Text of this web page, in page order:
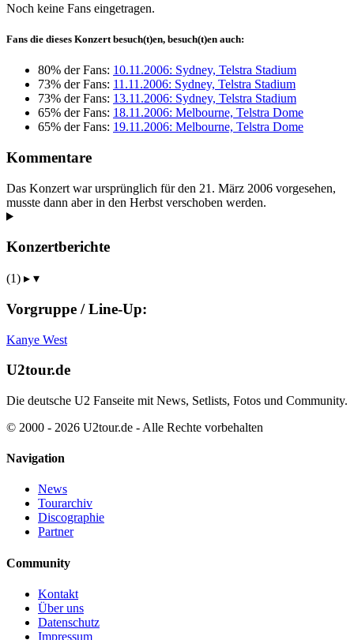
Noch keine Fans eingetragen.
Fans die dieses Konzert besuch(t)en, besuch(t)en auch:
80% der Fans: 10.11.2006: Sydney, Telstra Stadium
73% der Fans: 11.11.2006: Sydney, Telstra Stadium
73% der Fans: 13.11.2006: Sydney, Telstra Stadium
65% der Fans: 18.11.2006: Melbourne, Telstra Dome
65% der Fans: 19.11.2006: Melbourne, Telstra Dome
Kommentare
Das Konzert war ursprünglich für den 21. März 2006 vorgesehen,
musste dann aber in den Herbst verschoben werden.
Konzertberichte
(1) ▸ ▾
Vorgruppe / Line-Up:
Kanye West
U2tour.de
Die deutsche U2 Fanseite mit News, Setlists, Fotos und Community.
© 2000 - 2026 U2tour.de - Alle Rechte vorbehalten
Navigation
News
Tourarchiv
Discographie
Partner
Community
Kontakt
Über uns
Datenschutz
Impressum